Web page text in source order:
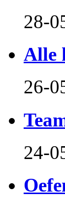
28-
Alle
26-
24-